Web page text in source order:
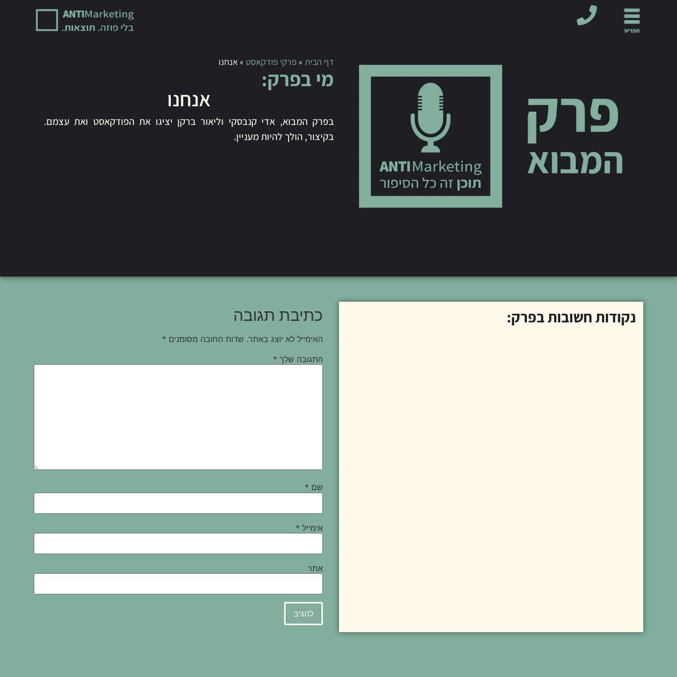
דף הבית » פרקי פודקאסט » אנחנו
מי בפרק:
אנחנו
בפרק המבוא, אדי קנבסקי וליאור ברקן יציגו את הפודקאסט ואת עצמם.
בקיצור, הולך להיות מעניין.
נקודות חשובות בפרק: כתיבת תגובה
האימייל לא יוצג באתר. שדות החובה מסומנים *
התגובה שלך *
שם *
אימייל *
אתר